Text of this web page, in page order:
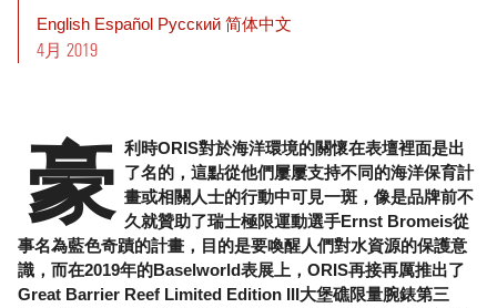
English Español Pусский 简体中文
4月 2019
豪 利時ORIS對於海洋環境的關懷在表壇裡面是出
了名的，這點從他們屢屢支持不同的海洋保育計
畫或相關人士的行動中可見一斑，像是品牌前不
久就贊助了瑞士極限運動選手Ernst Bromeis從
事名為藍色奇蹟的計畫，目的是要喚醒人們對水資源的保護意
識，而在2019年的Baselworld表展上，ORIS再接再厲推出了
Great Barrier Reef Limited Edition III大堡礁限量腕錶第三